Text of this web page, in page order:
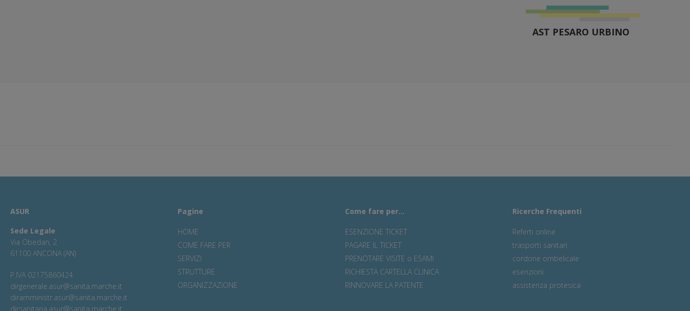
AST PESARO URBINO
ASUR
Sede Legale
Via Obedan, 2
61100 ANCONA (AN)
P.IVA 02175860424
dirgenerale.asur@sanita.marche.it
diramministr.asur@sanita.marche.it
dirsanitaria.asur@sanita.marche.it
Pagine
HOME
COME FARE PER
SERVIZI
STRUTTURE
ORGANIZZAZIONE
Come fare per...
ESENZIONE TICKET
PAGARE IL TICKET
PRENOTARE VISITE o ESAMI
RICHIESTA CARTELLA CLINICA
RINNOVARE LA PATENTE
Ricerche Frequenti
Referti online
trasporti sanitari
cordone ombelicale
esenzioni
assistenza protesica